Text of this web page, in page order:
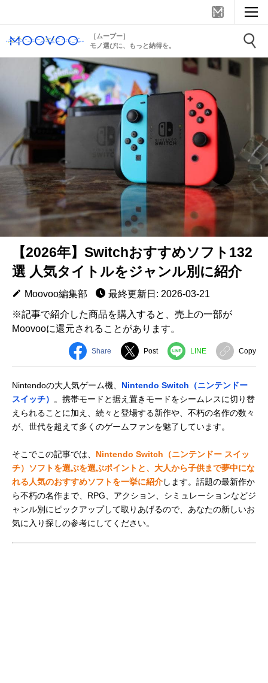
［ムーブー］
モノ選びに、もっと納得を。
【2026年】Switchおすすめソフト132
選 人気タイトルをジャンル別に紹介
Moovoo編集部
最終更新日: 2026-03-21
※記事で紹介した商品を購入すると、売上の一部が
Moovooに還元されることがあります。
Share Post LINE Copy
Nintendoの大人気ゲーム機、 Nintendo Switch（ニンテンドー
スイッチ）
。携帯モードと据え置きモードをシームレスに切り替
えられることに加え、続々と登場する新作や、不朽の名作の数々
が、世代を超えて多くのゲームファンを魅了しています。
そこでこの記事では、 Nintendo Switch（ニンテンドー スイッ
チ）ソフトを選ぶを選ぶポイントと、大人から子供まで夢中にな
れる人気のおすすめソフトを一挙に紹介します。話題の最新作か
ら不朽の名作まで、RPG、アクション、シミュレーションなどジ
ャンル別にピックアップして取りあげるので、あなたの新しいお
気に入り探しの参考にしてください。